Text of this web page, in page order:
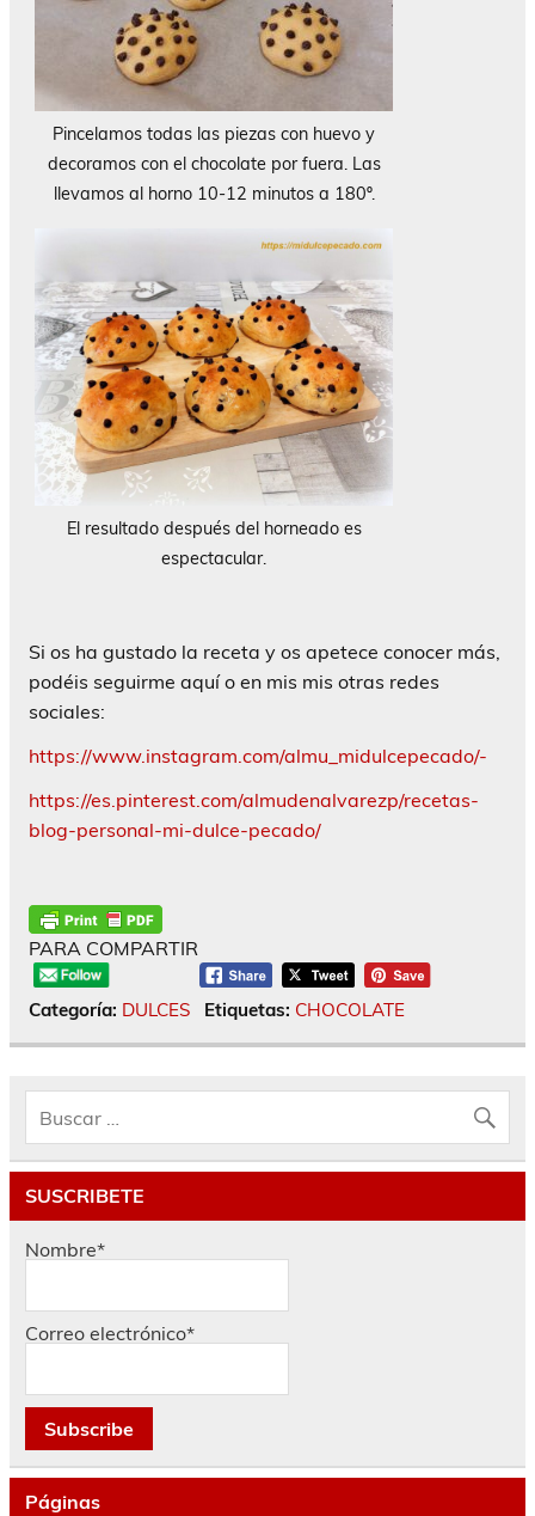
Pincelamos todas las piezas con huevo y
decoramos con el chocolate por fuera. Las
llevamos al horno 10-12 minutos a 180º.
El resultado después del horneado es
espectacular.
Si os ha gustado la receta y os apetece conocer más,
podéis seguirme aquí o en mis mis otras redes
sociales:
https://www.instagram.com/almu_midulcepecado/-
https://es.pinterest.com/almudenalvarezp/recetas-
blog-personal-mi-dulce-pecado/
PARA COMPARTIR
Categoría: DULCES Etiquetas: CHOCOLATE
SUSCRIBETE
Nombre*
Correo electrónico*
Páginas